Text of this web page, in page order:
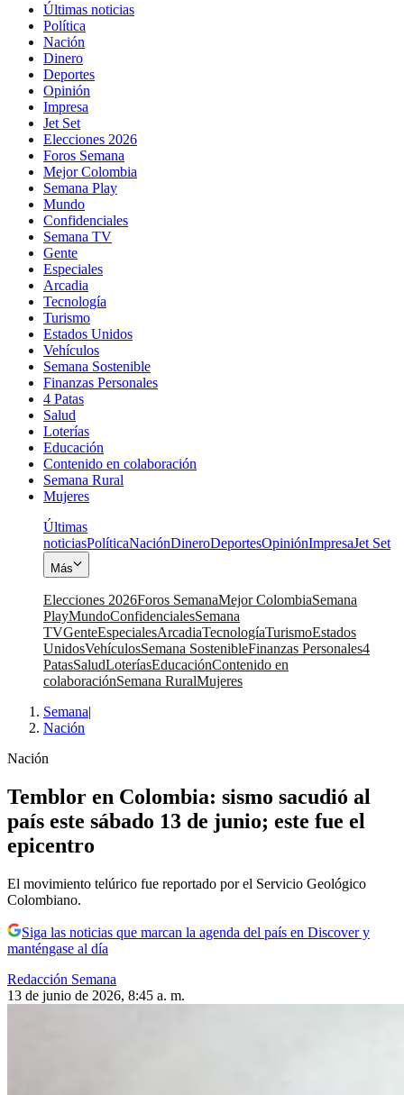
Últimas noticias
Política
Nación
Dinero
Deportes
Opinión
Impresa
Jet Set
Elecciones 2026
Foros Semana
Mejor Colombia
Semana Play
Mundo
Confidenciales
Semana TV
Gente
Especiales
Arcadia
Tecnología
Turismo
Estados Unidos
Vehículos
Semana Sostenible
Finanzas Personales
4 Patas
Salud
Loterías
Educación
Contenido en colaboración
Semana Rural
Mujeres
Últimas
noticiasPolíticaNaciónDineroDeportesOpiniónImpresaJet Set
Más
Elecciones 2026Foros SemanaMejor ColombiaSemana
PlayMundoConfidencialesSemana
TVGenteEspecialesArcadiaTecnologíaTurismoEstados
UnidosVehículosSemana SostenibleFinanzas Personales4
PatasSaludLoteríasEducaciónContenido en
colaboraciónSemana RuralMujeres
Semana|
Nación
Nación
Temblor en Colombia: sismo sacudió al
país este sábado 13 de junio; este fue el
epicentro
El movimiento telúrico fue reportado por el Servicio Geológico
Colombiano.
Siga las noticias que marcan la agenda del país en Discover y
manténgase al día
Redacción Semana
13 de junio de 2026, 8:45 a. m.